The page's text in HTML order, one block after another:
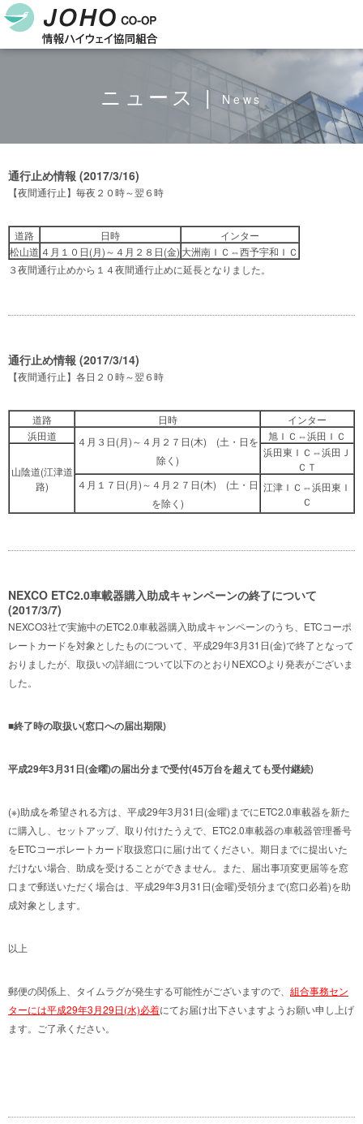
ニュース | News
通行止め情報 (2017/3/16)
【夜間通行止】毎夜２０時～翌６時
道路 日時
インター
松山道 ４月１０日(月)～４月２８日(金) 大洲南ＩＣ⇔西予宇和ＩＣ
３夜間通行止めから１４夜間通行止めに延長となりました。
通行止め情報 (2017/3/14)
【夜間通行止】各日２０時～翌６時
道路 日時
インター
浜田道
４月３日(月)～４月２７日(木) (土・日を
除く)
旭ＩＣ⇔浜田ＩＣ
山陰道(江津道
路)
浜田東ＩＣ⇔浜田Ｊ
ＣＴ
４月１７日(月)～４月２７日(木) (土・日
を除く)
江津ＩＣ⇔浜田東Ｉ
Ｃ
NEXCO ETC2.0車載器購入助成キャンペーンの終了について
(2017/3/7)
NEXCO3社で実施中のETC2.0車載器購入助成キャンペーンのうち、ETCコーポ
レートカードを対象としたものについて、平成29年3月31日(金)で終了となって
おりましたが、取扱いの詳細について以下のとおりNEXCOより発表がございま
した。
■終了時の取扱い(窓口への届出期限)
平成29年3月31日(金曜)の届出分まで受付(45万台を超えても受付継続)
(※)助成を希望される方は、平成29年3月31日(金曜)までにETC2.0車載器を新た
に購入し、セットアップ、取り付けたうえで、ETC2.0車載器の車載器管理番号
をETCコーポレートカード取扱窓口に届け出てください。期日までに提出いた
だけない場合、助成を受けることができません。また、届出事項変更届等を窓
口まで郵送いただく場合は、平成29年3月31日(金曜)受領分まで(窓口必着)を助
成対象とします。
以上
郵便の関係上、タイムラグが発生する可能性がございますので、 組合事務セン
ターには平成29年3月29日(水)必着にてお届け出下さいますようお願い申し上げ
ます。ご了承ください。